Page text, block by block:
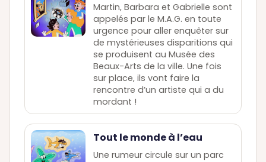
Martin, Barbara et Gabrielle sont
appelés par le M.A.G. en toute
urgence pour aller enquêter sur
de mystérieuses disparitions qui
se produisent au Musée des
Beaux-Arts de la ville. Une fois
sur place, ils vont faire la
rencontre d’un artiste qui a du
mordant !
Tout le monde à l’eau
Une rumeur circule sur un parc